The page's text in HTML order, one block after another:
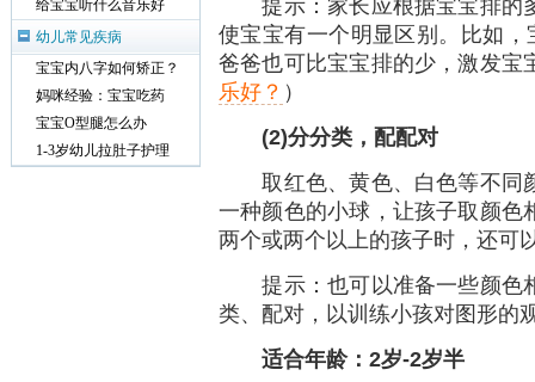
提示：家长应根据宝宝排的
使宝宝有一个明显区别。比如
爸爸也可比宝宝排的少，激发宝
乐好？ ）
(2)分分类，配配对
取红色、黄色、白色等不同
一种颜色的小球，让孩子取颜色
两个或两个以上的孩子时，还可
提示：也可以准备一些颜色
类、配对，以训练小孩对图形的
适合年龄：2岁-2岁半
给宝宝听什么音乐好
幼儿常见疾病
宝宝内八字如何矫正？
妈咪经验：宝宝吃药
宝宝O型腿怎么办
1-3岁幼儿拉肚子护理